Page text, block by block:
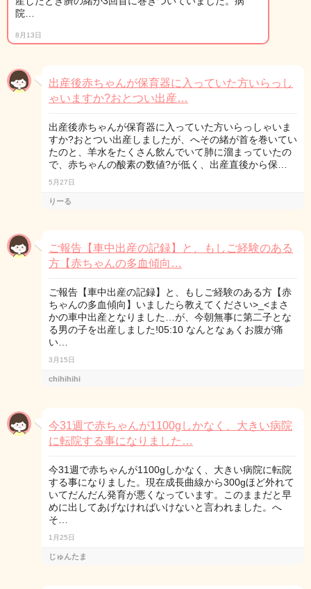
院…
8月13日
出産後赤ちゃんが保育器に入っていた方いらっし
ゃいますか?おとつい出産…
出産後赤ちゃんが保育器に入っていた方いらっしゃいま
すか?おとつい出産しましたが、へその緒が首を巻いてい
たのと、羊水をたくさん飲んでいて肺に溜まっていたの
で、赤ちゃんの酸素の数値?が低く、出産直後から保…
5月27日
りーる
ご報告【車中出産の記録】と、もしご経験のある
方【赤ちゃんの多血傾向…
ご報告【車中出産の記録】と、もしご経験のある方【赤
ちゃんの多血傾向】いましたら教えてください>_<まさ
かの車中出産となりました…が、今朝無事に第二子とな
る男の子を出産しました!05:10 なんとなぁくお腹が痛
い…
3月15日
chihihihi
今31週で赤ちゃんが1100gしかなく、大きい病院
に転院する事になりました…
今31週で赤ちゃんが1100gしかなく、大きい病院に転院
する事になりました。現在成長曲線から300gほど外れて
いてだんだん発育が悪くなっています。このままだと早
めに出してあげなければいけないと言われました。へ
そ…
1月25日
じゅんたま